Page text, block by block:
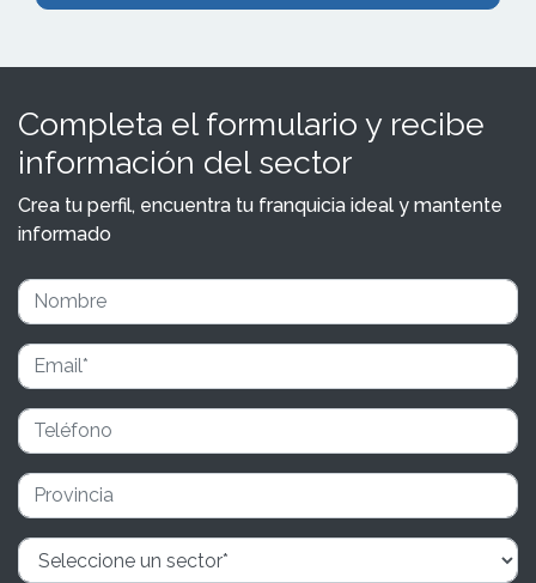
Completa el formulario y recibe
información del sector
Crea tu perfil, encuentra tu franquicia ideal y mantente
informado